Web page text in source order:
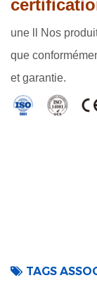
une ll Nos
que
et garantie.
TAGS